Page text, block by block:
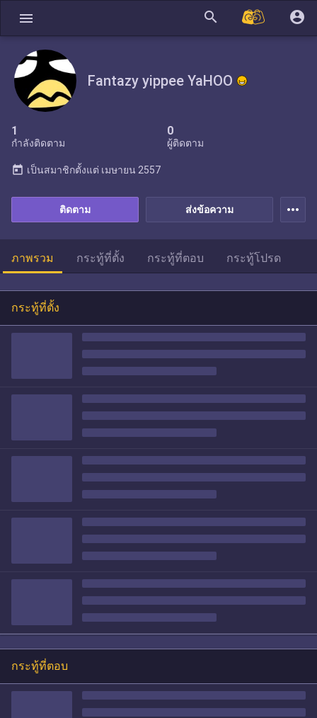
menu search account_circle
Fantazy yippee YaHOO
1
กำลังติดตาม
0
ผู้ติดตาม
ส่งข้อความ
ติดตาม
today เป็นสมาชิกตั้งแต่ เมษายน 2557
more_horiz
ภาพรวม กระทู้ที่ตั้ง กระทู้ที่ตอบ กระทู้โปรด
กระทู้ที่ตั้ง
กระทู้ที่ตอบ